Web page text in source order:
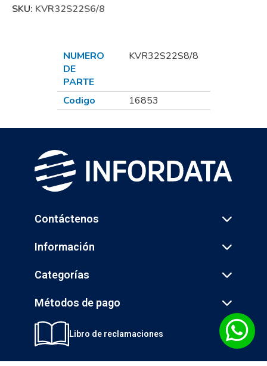
SKU: KVR32S22S6/8
NUMERO
DE
PARTE
KVR32S22S8/8
Codigo 16853
Contáctenos
Información
Categorías
Métodos de pago
Libro de reclamaciones